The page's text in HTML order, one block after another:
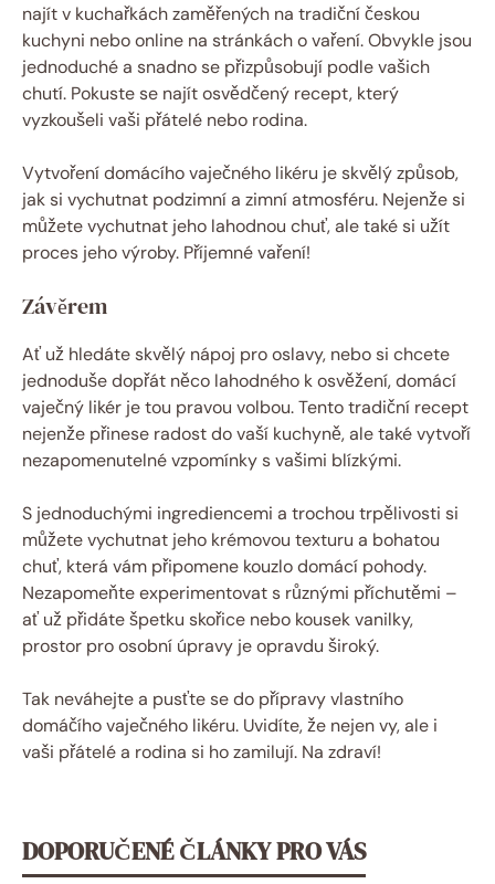
najít v kuchařkách zaměřených na tradiční českou
kuchyni nebo online na stránkách o vaření. Obvykle jsou
jednoduché a snadno se přizpůsobují podle vašich
chutí. Pokuste se najít osvědčený recept, který
vyzkoušeli vaši přátelé nebo rodina.
Vytvoření domácího vaječného likéru je skvělý způsob,
jak si vychutnat podzimní a zimní atmosféru. Nejenže si
můžete vychutnat jeho lahodnou chuť, ale také si užít
proces jeho výroby. Příjemné vaření!
Závěrem
Ať už hledáte skvělý nápoj pro oslavy, nebo si chcete
jednoduše dopřát něco lahodného k osvěžení, domácí
vaječný likér je tou pravou volbou. Tento tradiční recept
nejenže přinese radost do vaší kuchyně, ale také vytvoří
nezapomenutelné vzpomínky s vašimi blízkými.
S jednoduchými ingrediencemi a trochou trpělivosti si
můžete vychutnat jeho krémovou texturu a bohatou
chuť, která vám připomene kouzlo domácí pohody.
Nezapomeňte experimentovat s různými příchutěmi –
ať už přidáte špetku skořice nebo kousek vanilky,
prostor pro osobní úpravy je opravdu široký.
Tak neváhejte a pusťte se do přípravy vlastního
domáčího vaječného likéru. Uvidíte, že nejen vy, ale i
vaši přátelé a rodina si ho zamilují. Na zdraví!
DOPORUČENÉ ČLÁNKY PRO VÁS